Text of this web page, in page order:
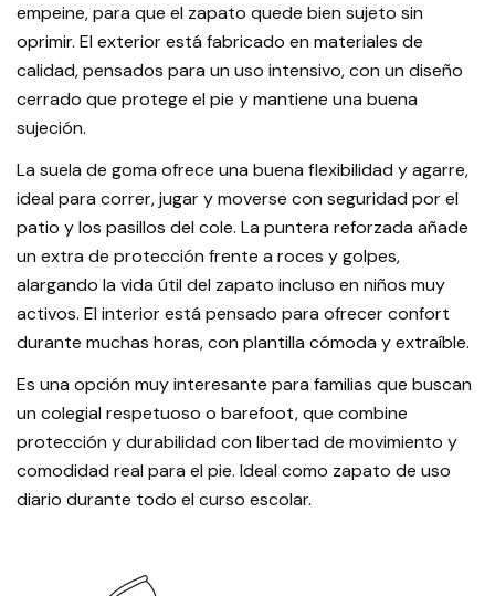
empeine, para que el zapato quede bien sujeto sin
oprimir. El exterior está fabricado en materiales de
calidad, pensados para un uso intensivo, con un diseño
cerrado que protege el pie y mantiene una buena
sujeción.
La suela de goma ofrece una buena flexibilidad y agarre,
ideal para correr, jugar y moverse con seguridad por el
patio y los pasillos del cole. La puntera reforzada añade
un extra de protección frente a roces y golpes,
alargando la vida útil del zapato incluso en niños muy
activos. El interior está pensado para ofrecer confort
durante muchas horas, con plantilla cómoda y extraíble.
Es una opción muy interesante para familias que buscan
un colegial respetuoso o barefoot, que combine
protección y durabilidad con libertad de movimiento y
comodidad real para el pie. Ideal como zapato de uso
diario durante todo el curso escolar.